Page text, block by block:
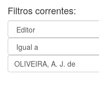
Filtros correntes: